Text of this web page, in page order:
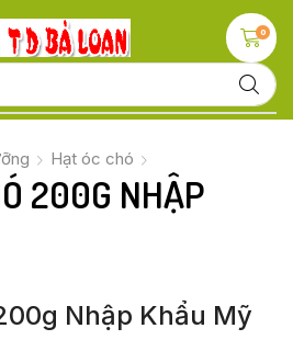
0
Hạt óc chó
200G NHẬP
Nhập Khẩu Mỹ